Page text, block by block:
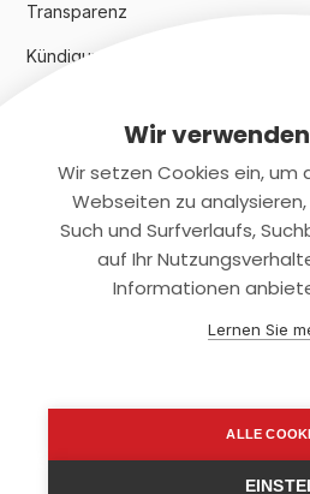
Transparenz
Kündigungsindex 2024
Rechtliches
Datenschutz
support@smartkuendigen.de
Wir
Wir setzen Cookies ein, um
Webseiten zu
Such und Surfverlaufs,
auf Ihr
Informationen
Lernen Sie
ALLE